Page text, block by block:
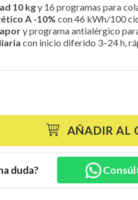
10 kgy 16 programas para
A -10% con 46 kWh/100
y programa antialérgico
con inicio diferido 3–24 h,
AÑADIR AL
duda?